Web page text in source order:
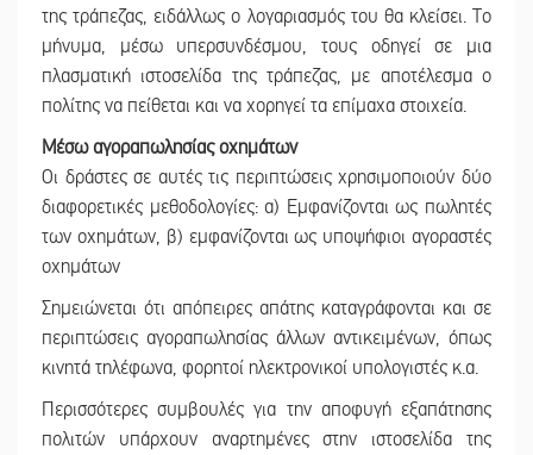
της τράπεζας, ειδάλλως ο λογαριασμός του θα κλείσει. Το
μήνυμα, μέσω υπερσυνδέσμου, τους οδηγεί σε μια
πλασματική ιστοσελίδα της τράπεζας, με αποτέλεσμα ο
πολίτης να πείθεται και να χορηγεί τα επίμαχα στοιχεία.
Μέσω αγοραπωλησίας οχημάτων
Οι δράστες σε αυτές τις περιπτώσεις χρησιμοποιούν δύο
διαφορετικές μεθοδολογίες: α) Εμφανίζονται ως πωλητές
των οχημάτων, β) εμφανίζονται ως υποψήφιοι αγοραστές
οχημάτων
Σημειώνεται ότι απόπειρες απάτης καταγράφονται και σε
περιπτώσεις αγοραπωλησίας άλλων αντικειμένων, όπως
κινητά τηλέφωνα, φορητοί ηλεκτρονικοί υπολογιστές κ.α.
Περισσότερες συμβουλές για την αποφυγή εξαπάτησης
πολιτών υπάρχουν αναρτημένες στην ιστοσελίδα της